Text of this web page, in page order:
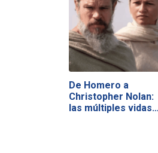
De Homero a
Christopher Nolan:
las múltiples vidas…